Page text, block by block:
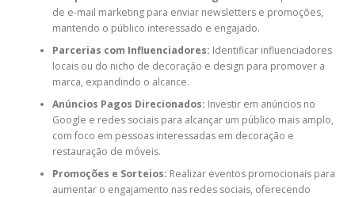
de e-mail marketing para enviar newsletters e promoções,
mantendo o público interessado e engajado.
Parcerias com Influenciadores: Identificar influenciadores
locais ou do nicho de decoração e design para promover a
marca, expandindo o alcance.
Anúncios Pagos Direcionados: Investir em anúncios no
Google e redes sociais para alcançar um público mais amplo,
com foco em pessoas interessadas em decoração e
restauração de móveis.
Promoções e Sorteios: Realizar eventos promocionais para
aumentar o engajamento nas redes sociais, oferecendo